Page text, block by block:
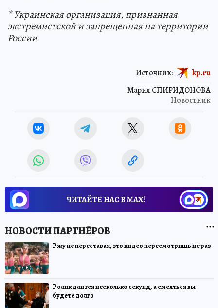
* Украинская организация, признанная
экстремистской и запрещенная на территории
России
Мария СПИРИДОНОВА
Новостник
Источник: kp.ru
ЧИТАЙТЕ НАС В МАХ!
Ржу не переставая, это видео пересмотришь не раз
Ролик длится несколько секунд, а смеяться вы
будете долго